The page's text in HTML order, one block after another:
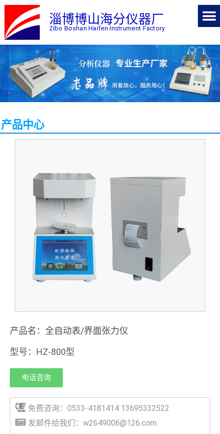
淄博博山海分仪器厂
Zibo Boshan Haifen Instrument Factory
产品中心
产品名：全自动表/界面张力仪
型号：HZ-800型
电话咨询
免费咨询：0533-4181414 13695332522
发邮件给我们：w2649006@126.com